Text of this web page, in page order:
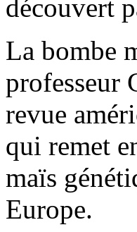
découvert
La bombe
professeur
revue
qui remet
maïs
Europe.